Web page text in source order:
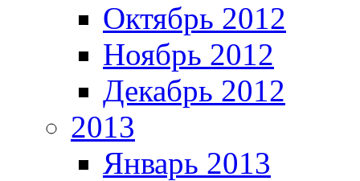
Октябрь 2012
Ноябрь 2012
Декабрь 2012
2013
Январь 2013